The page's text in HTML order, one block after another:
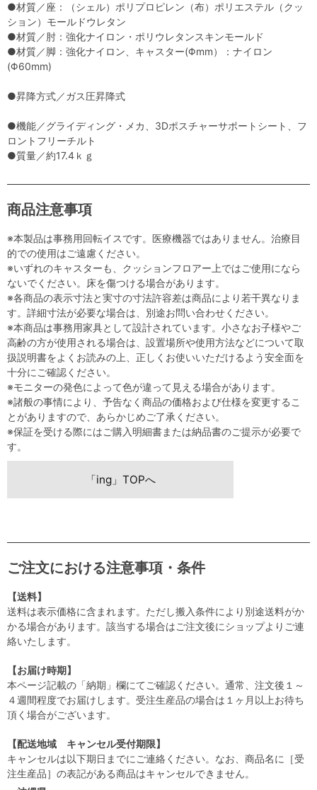
●材質／座：（シェル）ポリプロピレン（布）ポリエステル（クッ
ション）モールドウレタン
●材質／肘：強化ナイロン・ポリウレタンスキンモールド
●材質／脚：強化ナイロン、キャスター(Φmm）：ナイロン
(Φ60mm)
●昇降方式／ガス圧昇降式
●機能／グライディング・メカ、3Dポスチャーサポートシート、フ
ロントフリーチルト
●質量／約17.4ｋｇ
商品注意事項
※本製品は事務用回転イスです。医療機器ではありません。治療目
的での使用はご遠慮ください。
※いずれのキャスターも、クッションフロアー上ではご使用になら
ないでください。床を傷つける場合があります。
※各商品の表示寸法と実寸の寸法許容差は商品により若干異なりま
す。詳細寸法が必要な場合は、別途お問い合わせください。
※本商品は事務用家具として設計されています。小さなお子様やご
高齢の方が使用される場合は、設置場所や使用方法などについて取
扱説明書をよくお読みの上、正しくお使いいただけるよう安全面を
十分にご確認ください。
※モニターの発色によって色が違って見える場合があります。
※諸般の事情により、予告なく商品の価格および仕様を変更するこ
とがありますので、あらかじめご了承ください。
※保証を受ける際にはご購入明細書または納品書のご提示が必要で
す。
「ing」TOPへ
ご注文における注意事項・条件
【送料】
送料は表示価格に含まれます。ただし搬入条件により別途送料がか
かる場合があります。該当する場合はご注文後にショップよりご連
絡いたします。
【お届け時期】
本ページ記載の「納期」欄にてご確認ください。通常、注文後１～
４週間程度でお届けします。受注生産品の場合は１ヶ月以上お待ち
頂く場合がございます。
【配送地域 キャンセル受付期限】
キャンセルは以下期日までにご連絡ください。なお、商品名に［受
注生産品］の表記がある商品はキャンセルできません。